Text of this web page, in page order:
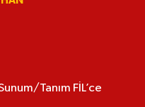
Tanım FİL’ce